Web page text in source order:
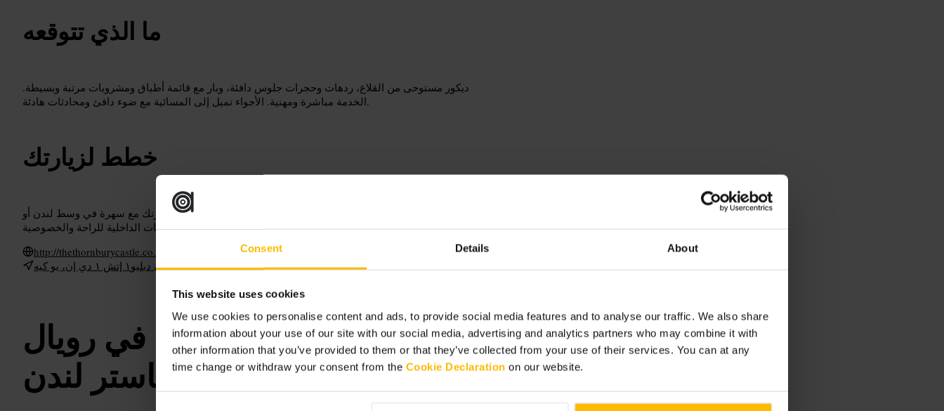
Consent Details About
This website uses cookies
We use cookies to personalise content and ads, to provide social media features and to analyse our traffic. We also share
information about your use of our site with our social media, advertising and analytics partners who may combine it with
other information that you’ve provided to them or that they’ve collected from your use of their services. You can at any
time change or withdraw your consent from the Cookie Declaration on our website.
ما الذي تتوقعه
ديكور مستوحى من القلاع، ردهات وحجرات جلوس دافئة، وبار مع قائمة أطباق ومشروبات مرتبة وبسيطة.
الخدمة مباشرة ومهنية. الأجواء تميل إلى المسائية مع ضوء دافئ ومحادثات هادئة.
خطط لزيارتك
احجز طاولة إذا أردت جلسة هادئة. ارتدِ ملابس أنيقة غير رسمية. اجمع زيارتك مع سهرة في وسط لندن أو
مع مشوار إلى مطعم قريب. اطلب مقعداً في الردهات الداخلية للراحة والخصوصية.
http://thethornburycastle.co.uk/
٢٩ أ إنفورد ستريت، لندن دبليو١ إتش ١ دي إن، يو كيه
بار بارك لاونج في رويال
لانكاستر لندن